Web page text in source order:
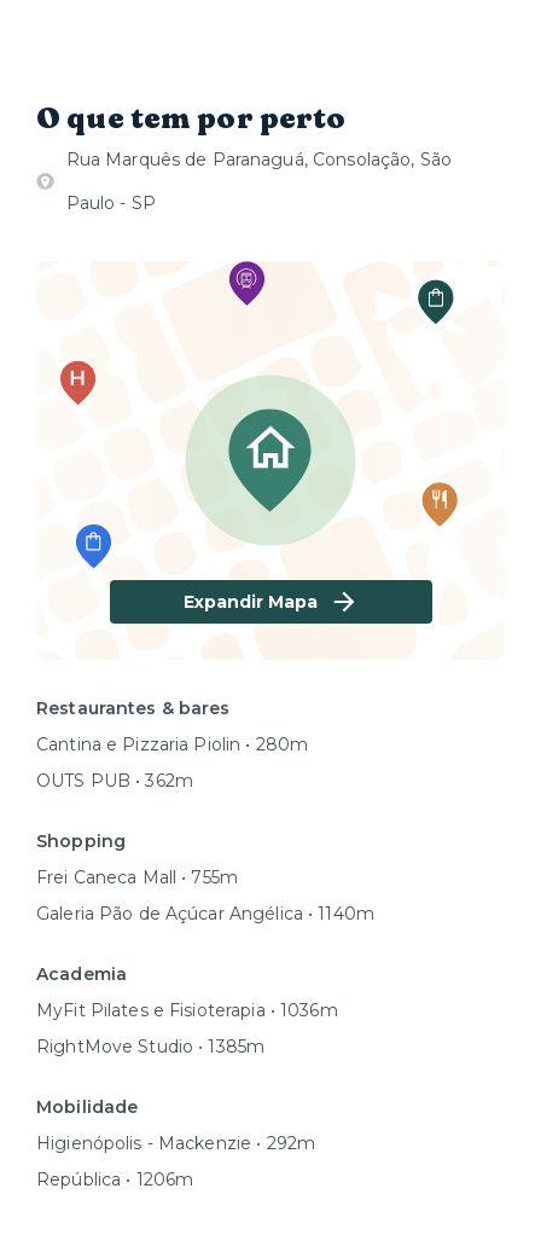
O que tem por perto
Rua Marquês de Paranaguá, Consolação, São
Paulo - SP
Expandir Mapa
Restaurantes & bares
Cantina e Pizzaria Piolin • 280m
OUTS PUB • 362m
Shopping
Frei Caneca Mall • 755m
Galeria Pão de Açúcar Angélica • 1140m
Academia
MyFit Pilates e Fisioterapia • 1036m
RightMove Studio • 1385m
Mobilidade
Higienópolis - Mackenzie • 292m
República • 1206m